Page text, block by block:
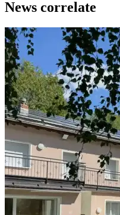
News correlate